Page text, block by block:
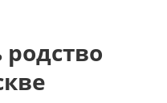
родство